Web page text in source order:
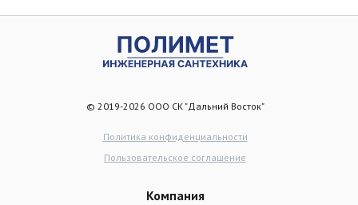
© 2019-2026 ООО СК "Дальний Восток"
Политика конфиденциальности
Пользовательское соглашение
Компания